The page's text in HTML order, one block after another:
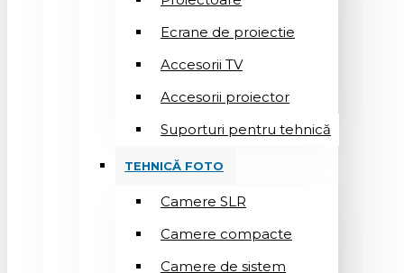
Ecrane de proiectie
Accesorii TV
Accesorii proiector
Suporturi pentru tehnică
TEHNICĂ FOTO
Camere SLR
Camere compacte
Camere de sistem